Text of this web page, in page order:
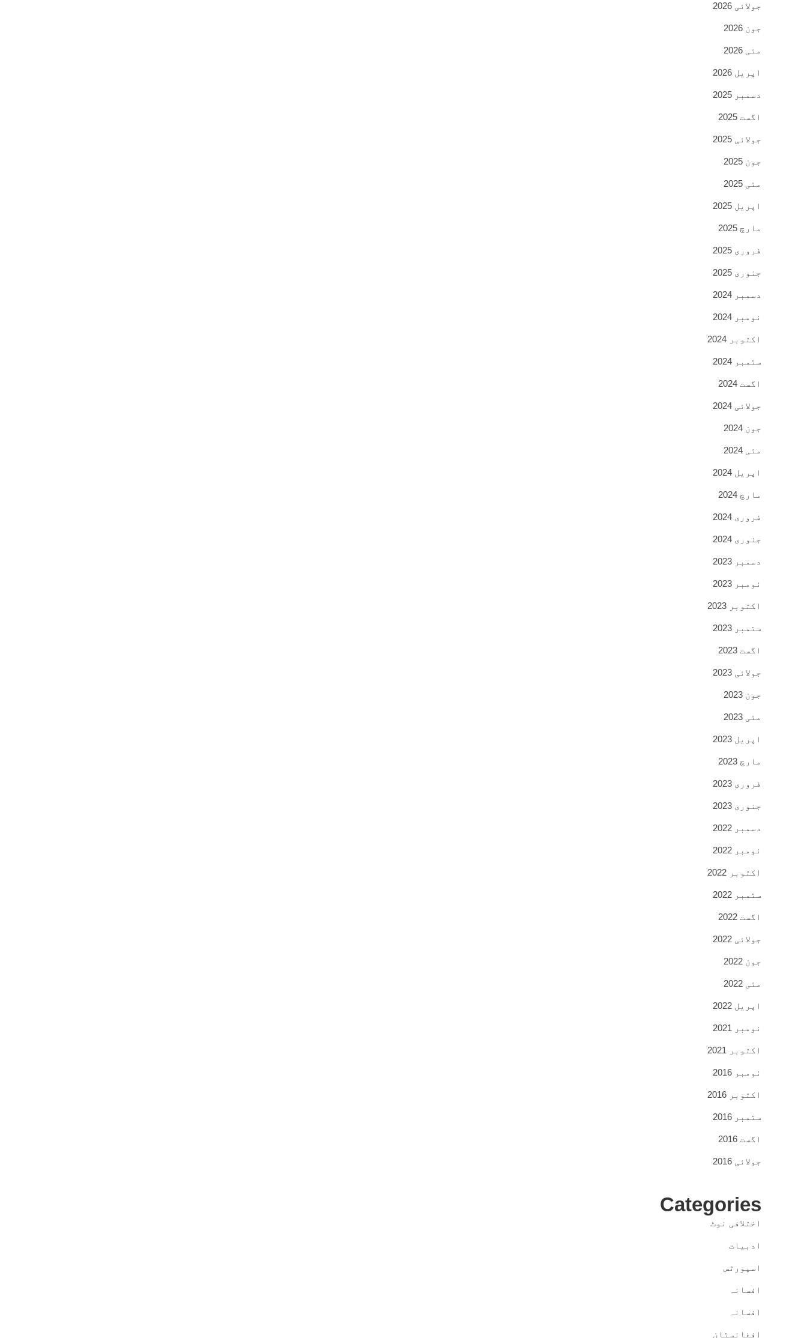
جولائی 2026
جون 2026
مئی 2026
اپریل 2026
دسمبر 2025
اگست 2025
جولائی 2025
جون 2025
مئی 2025
اپریل 2025
مارچ 2025
فروری 2025
جنوری 2025
دسمبر 2024
نومبر 2024
اکتوبر 2024
ستمبر 2024
اگست 2024
جولائی 2024
جون 2024
مئی 2024
اپریل 2024
مارچ 2024
فروری 2024
جنوری 2024
دسمبر 2023
نومبر 2023
اکتوبر 2023
ستمبر 2023
اگست 2023
جولائی 2023
جون 2023
مئی 2023
اپریل 2023
مارچ 2023
فروری 2023
جنوری 2023
دسمبر 2022
نومبر 2022
اکتوبر 2022
ستمبر 2022
اگست 2022
جولائی 2022
جون 2022
مئی 2022
اپریل 2022
نومبر 2021
اکتوبر 2021
نومبر 2016
اکتوبر 2016
ستمبر 2016
اگست 2016
جولائی 2016
Categories
اختلافی نوٹ
ادبیات
اسپورٹس
افسانہ
افسانہ
افغانستان